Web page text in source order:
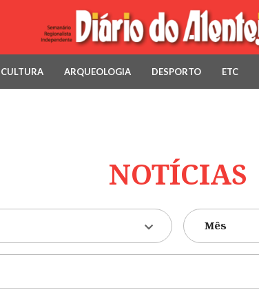
CULTURA ARQUEOLOGIA DESPORTO ETC
NOTÍCIAS
Mês